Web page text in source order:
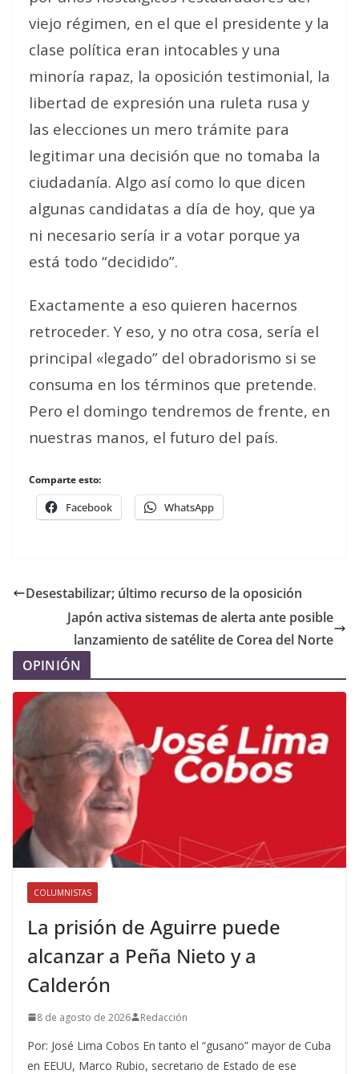
viejo régimen, en el que el presidente y la
clase política eran intocables y una
minoría rapaz, la oposición testimonial, la
libertad de expresión una ruleta rusa y
las elecciones un mero trámite para
legitimar una decisión que no tomaba la
ciudadanía. Algo así como lo que dicen
algunas candidatas a día de hoy, que ya
ni necesario sería ir a votar porque ya
está todo “decidido”.
Exactamente a eso quieren hacernos
retroceder. Y eso, y no otra cosa, sería el
principal «legado” del obradorismo si se
consuma en los términos que pretende.
Pero el domingo tendremos de frente, en
nuestras manos, el futuro del país.
Comparte esto:
Facebook WhatsApp
Desestabilizar; último recurso de la oposición
Japón activa sistemas de alerta ante posible
lanzamiento de satélite de Corea del Norte
OPINIÓN
COLUMNISTAS
La prisión de Aguirre puede
alcanzar a Peña Nieto y a
Calderón
8 de agosto de 2026 Redacción
Por: José Lima Cobos En tanto el “gusano” mayor de Cuba
en EEUU, Marco Rubio, secretario de Estado de ese